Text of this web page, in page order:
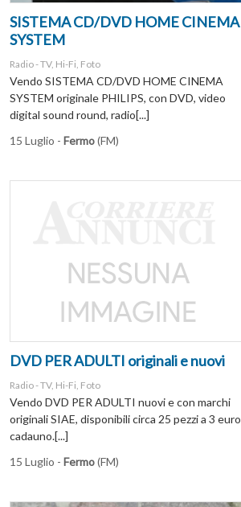
SISTEMA CD/DVD HOME CINEMA
SYSTEM
Radio - TV, Hi-Fi, Foto
Vendo SISTEMA CD/DVD HOME CINEMA
SYSTEM originale PHILIPS, con DVD, video
digital sound round, radio[...]
15 Luglio - Fermo(FM)
DVD PER ADULTI originali e nuovi
Radio - TV, Hi-Fi, Foto
Vendo DVD PER ADULTI nuovi e con marchi
originali SIAE, disponibili circa 25 pezzi a 3 euro
cadauno.[...]
15 Luglio - Fermo(FM)